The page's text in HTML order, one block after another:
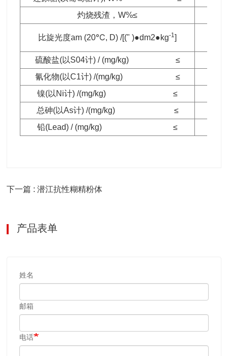
灼烧残渣，W%≤
比旋光度am (20℃, D) /[(" )●dm2●kg-1]
硫酸盐(以S04计) / (mg/kg) ≤
氰化物(以C1计) /(mg/kg) ≤
镍(以Ni计) /(mg/kg) ≤
总砷(以As计) /(mg/kg) ≤
铅(Lead) / (mg/kg) ≤
下一篇 : 潜江抗性糊精粉体
产品表单
姓名
邮箱
电话